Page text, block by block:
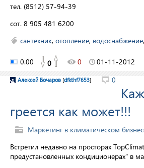
тел. (8512) 57-94-39
сот. 8 905 481 6200
сантехник, отопление, водоснабжение,
0.00 0 0 01-11-2012
Алексей Бочаров [dfkthf7653] 0
греется как может!!!
Маркетинг в климатическом
Встретил недавно на просторах
предустановленных кондиционерах" в